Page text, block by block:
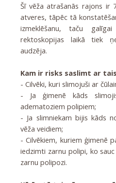
Šī vēža atrašanās rajons ir
atveres, tāpēc tā
izmeklēšanu, taču
rektoskopijas laikā tiek
audzēja.
Kam ir risks saslimt ar
- Cilvēki, kuri slimojuši ar
- Ja ģimenē kāds
adematoziem polipiem;
- Ja slimniekam bijis kāds
vēža veidiem;
- Cilvēkiem, kuriem ģimenē
iedzimti zarnu polipi, ko
zarnu polipozi.